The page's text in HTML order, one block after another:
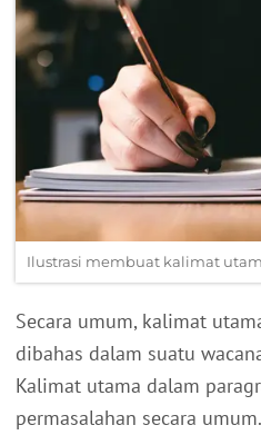
Ilustrasi membuat kalimat
Secara umum, kalimat
dibahas dalam suatu
Kalimat utama dalam
permasalahan secara umum.